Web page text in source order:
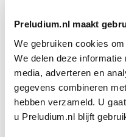
Preludium.nl maakt
We gebruiken cookies
We delen deze
media, adverteren en
gegevens combineren
hebben verzameld. U
u Preludium.nl blijft